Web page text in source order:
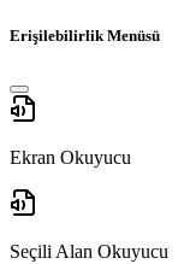
Erişilebilirlik Menüsü
Ekran Okuyucu
Seçili Alan Okuyucu